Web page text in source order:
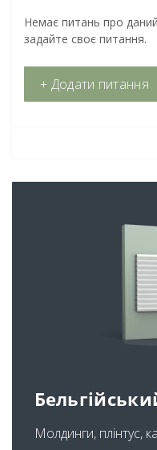
Немає питань про
задайте своє питання.
+ Додати питання
Молдинги, плінтус,